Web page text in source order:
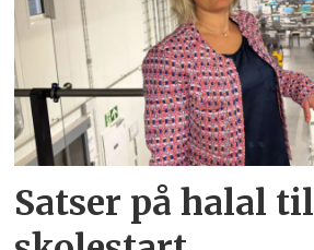
Satser på halal til